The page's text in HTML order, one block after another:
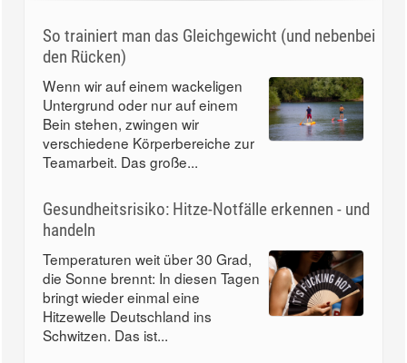
So trainiert man das Gleichgewicht (und nebenbei
den Rücken)
Wenn wir auf einem wackeligen
Untergrund oder nur auf einem
Bein stehen, zwingen wir
verschiedene Körperbereiche zur
Teamarbeit. Das große...
Gesundheitsrisiko: Hitze-Notfälle erkennen - und
handeln
Temperaturen weit über 30 Grad,
die Sonne brennt: In diesen Tagen
bringt wieder einmal eine
Hitzewelle Deutschland ins
Schwitzen. Das ist...